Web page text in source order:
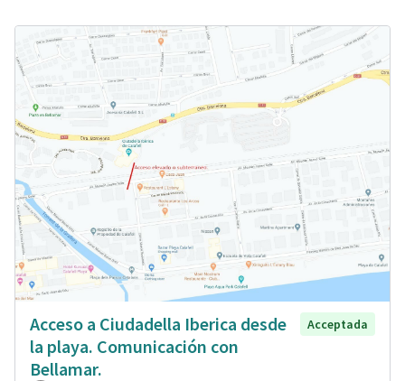
Acceso a Ciudadella Iberica desde
la playa. Comunicación con
Bellamar.
Acceptada